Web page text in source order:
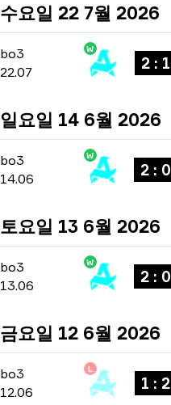
수요일 22 7월 2026
bo3 -bo3
22.07
W
2 : 1
일요일 14 6월 2026
bo3
bo3
14.06
W
2 : 0
토요일 13 6월 2026
bo3
bo3
13.06
W
2 : 0
금요일 12 6월 2026
bo3
bo3
12.06
L
1 : 2